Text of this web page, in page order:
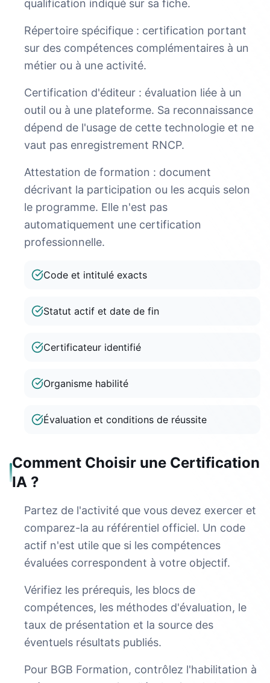
qualification indiqué sur sa fiche.
Répertoire spécifique : certification portant
sur des compétences complémentaires à un
métier ou à une activité.
Certification d'éditeur : évaluation liée à un
outil ou à une plateforme. Sa reconnaissance
dépend de l'usage de cette technologie et ne
vaut pas enregistrement RNCP.
Attestation de formation : document
décrivant la participation ou les acquis selon
le programme. Elle n'est pas
automatiquement une certification
professionnelle.
Code et intitulé exacts
Statut actif et date de fin
Certificateur identifié
Organisme habilité
Évaluation et conditions de réussite
Comment Choisir une Certification
IA ?
Partez de l'activité que vous devez exercer et
comparez-la au référentiel officiel. Un code
actif n'est utile que si les compétences
évaluées correspondent à votre objectif.
Vérifiez les prérequis, les blocs de
compétences, les méthodes d'évaluation, le
taux de présentation et la source des
éventuels résultats publiés.
Pour BGB Formation, contrôlez l'habilitation à